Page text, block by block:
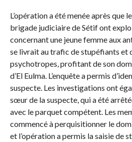
L’opération a été menée après que
brigade judiciaire de Sétif ont
concernant une jeune femme aux
se livrait au trafic de stupéfiants et
psychotropes, profitant de son
d’El Eulma. L’enquête a permis
suspecte. Les investigations ont
sœur de la suspecte, qui a été
avec le parquet compétent. Les
commencé à perquisitionner le
et l’opération a permis la saisie de